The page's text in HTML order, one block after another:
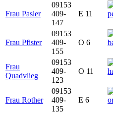
Frau Pasler
09153
409-
147
E 11
Frau Pfister
09153
409-
155
O 6
Frau
Quadvlieg
09153
409-
123
O 11
Frau Rother
09153
409-
135
E 6